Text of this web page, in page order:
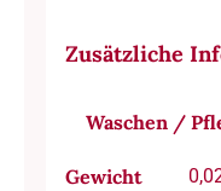
Zusätzliche
Waschen /
Gewicht